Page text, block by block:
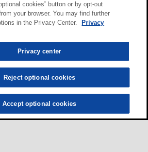
cookies” button or by opt-out
your browser. You may find further
in the Privacy Center.
Privacy
Privacy center
Reject optional cookies
Accept optional cookies